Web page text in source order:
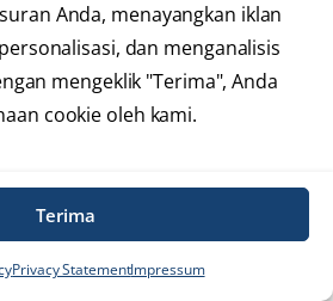
Anda, menayangkan iklan
dan menganalisis
mengeklik "Terima", Anda
cookie oleh kami.
Terima
Privacy StatementImpressum
memastikan prosedur
berjalan terkendali dan
pasien dirawat di ICCU